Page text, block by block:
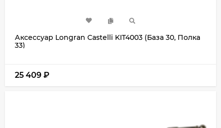
Аксессуар Longran Castelli KIT4003 (База 30, Полка
33)
25 409 ₽